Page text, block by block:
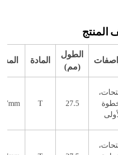
الطول
(مم)
المادة
27.5
T